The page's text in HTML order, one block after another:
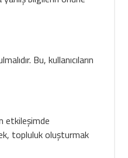
Bu, kullanıcıların
etkileşimde
topluluk oluşturmak